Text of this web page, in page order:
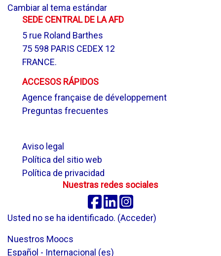
Cambiar al tema estándar
SEDE CENTRAL DE LA AFD
5 rue Roland Barthes
75 598 PARIS CEDEX 12
FRANCE.
ACCESOS RÁPIDOS
Agence française de développement
Preguntas frecuentes
Aviso legal
Política del sitio web
Política de privacidad
Nuestras redes sociales
Facebook
Linkedin
Usted no se ha identificado. (Acceder)
Nuestros Moocs
Español - Internacional ‎(es)‎